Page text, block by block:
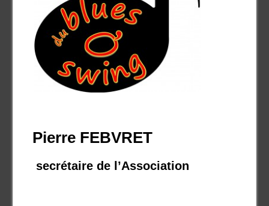
Pierre FEBVRET
secrétaire de l’Association